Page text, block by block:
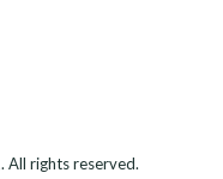
. All rights reserved.